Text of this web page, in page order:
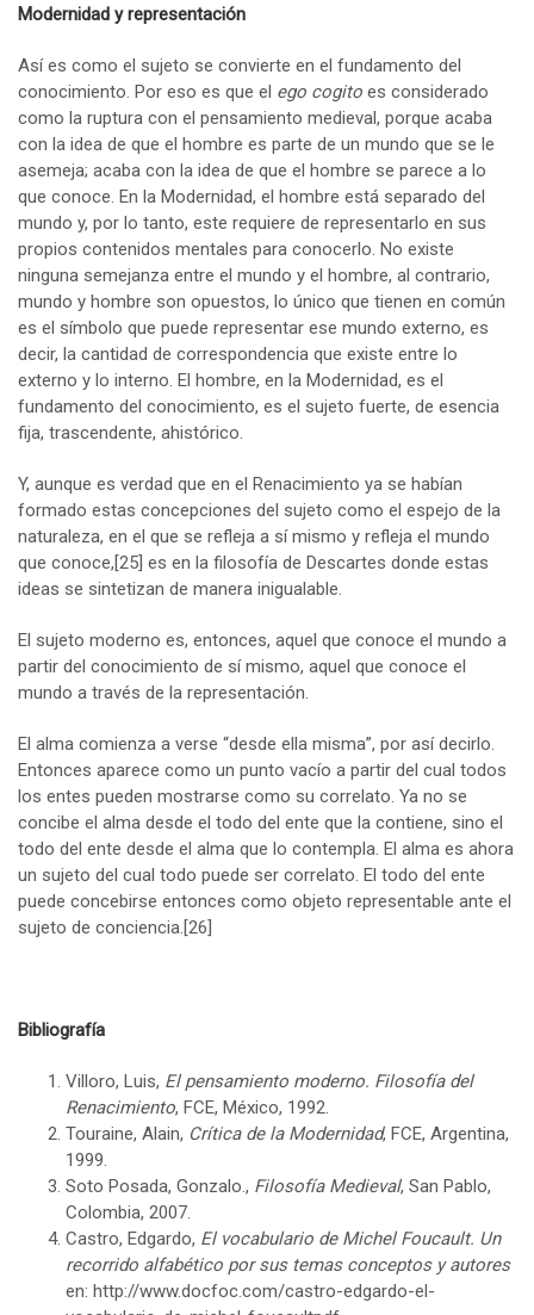
Modernidad y representación
Así es como el sujeto se convierte en el fundamento del
conocimiento. Por eso es que el ego cogito es considerado
como la ruptura con el pensamiento medieval, porque acaba
con la idea de que el hombre es parte de un mundo que se le
asemeja; acaba con la idea de que el hombre se parece a lo
que conoce. En la Modernidad, el hombre está separado del
mundo y, por lo tanto, este requiere de representarlo en sus
propios contenidos mentales para conocerlo. No existe
ninguna semejanza entre el mundo y el hombre, al contrario,
mundo y hombre son opuestos, lo único que tienen en común
es el símbolo que puede representar ese mundo externo, es
decir, la cantidad de correspondencia que existe entre lo
externo y lo interno. El hombre, en la Modernidad, es el
fundamento del conocimiento, es el sujeto fuerte, de esencia
fija, trascendente, ahistórico.
Y, aunque es verdad que en el Renacimiento ya se habían
formado estas concepciones del sujeto como el espejo de la
naturaleza, en el que se refleja a sí mismo y refleja el mundo
que conoce,[25] es en la filosofía de Descartes donde estas
ideas se sintetizan de manera inigualable.
El sujeto moderno es, entonces, aquel que conoce el mundo a
partir del conocimiento de sí mismo, aquel que conoce el
mundo a través de la representación.
El alma comienza a verse “desde ella misma”, por así decirlo.
Entonces aparece como un punto vacío a partir del cual todos
los entes pueden mostrarse como su correlato. Ya no se
concibe el alma desde el todo del ente que la contiene, sino el
todo del ente desde el alma que lo contempla. El alma es ahora
un sujeto del cual todo puede ser correlato. El todo del ente
puede concebirse entonces como objeto representable ante el
sujeto de conciencia.[26]
Bibliografía
Villoro, Luis, El pensamiento moderno. Filosofía del
Renacimiento, FCE, México, 1992.
Touraine, Alain, Crítica de la Modernidad, FCE, Argentina,
1999.
Soto Posada, Gonzalo., Filosofía Medieval, San Pablo,
Colombia, 2007.
Castro, Edgardo, El vocabulario de Michel Foucault. Un
recorrido alfabético por sus temas conceptos y autores
en: http://www.docfoc.com/castro-edgardo-el-